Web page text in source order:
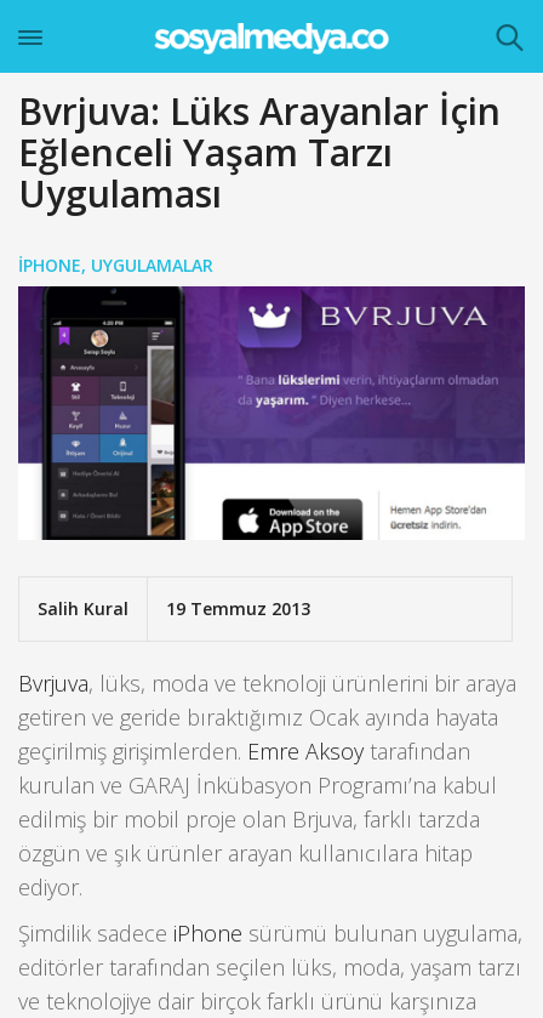
Bvrjuva: Lüks Arayanlar İçin
Eğlenceli Yaşam Tarzı
Uygulaması
IPHONE, UYGULAMALAR
Salih Kural 19 Temmuz 2013
Bvrjuva, lüks, moda ve teknoloji ürünlerini bir araya
getiren ve geride bıraktığımız Ocak ayında hayata
geçirilmiş girişimlerden. Emre Aksoy tarafından
kurulan ve GARAJ İnkübasyon Programı’na kabul
edilmiş bir mobil proje olan Brjuva, farklı tarzda
özgün ve şık ürünler arayan kullanıcılara hitap
ediyor.
Şimdilik sadece iPhone sürümü bulunan uygulama,
editörler tarafından seçilen lüks, moda, yaşam tarzı
ve teknolojiye dair birçok farklı ürünü karşınıza